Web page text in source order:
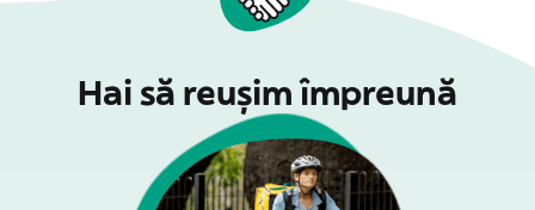
Hai să reușim împreună